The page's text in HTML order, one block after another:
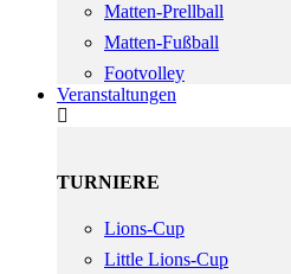
Matten-Prellball
Matten-Fußball
Footvolley
Veranstaltungen
TURNIERE
Lions-Cup
Little Lions-Cup